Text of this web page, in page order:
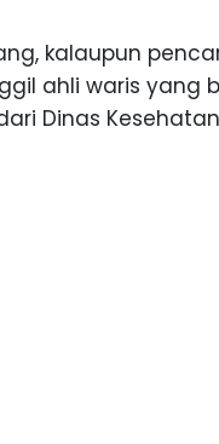
kalaupun
ahli waris yang
Dinas